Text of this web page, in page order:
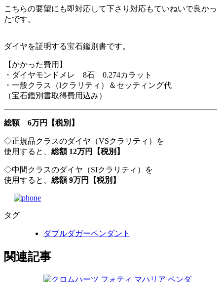
こちらの要望にも即対応して下さり対応もていねいで良かっ
たです。
ダイヤを証明する宝石鑑別書です。
【かかった費用】
・ダイヤモンドメレ 8石 0.274カラット
・一般クラス（lクラリティ）＆セッティング代
（宝石鑑別書取得費用込み）
総額 6万円【税別】
◇正規品クラスのダイヤ（VSクラリティ）を
使用すると、 総額 12万円【税別】
◇中間クラスのダイヤ（SIクラリティ）を
使用すると、 総額 9万円【税別】
タグ
ダブルダガーペンダント
関連記事